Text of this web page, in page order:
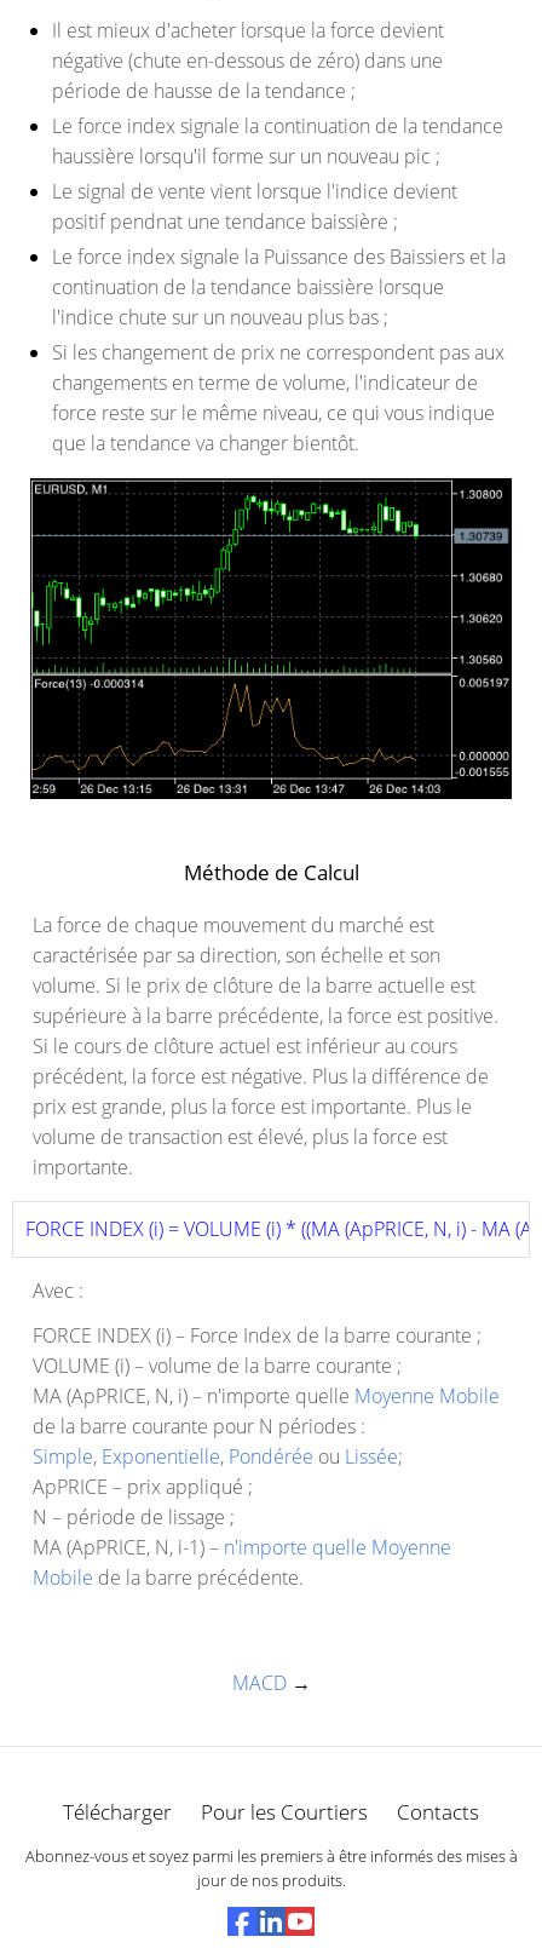
Il est mieux d'acheter lorsque la force devient
négative (chute en-dessous de zéro) dans une
période de hausse de la tendance ;
Le force index signale la continuation de la tendance
haussière lorsqu'il forme sur un nouveau pic ;
Le signal de vente vient lorsque l'indice devient
positif pendnat une tendance baissière ;
Le force index signale la Puissance des Baissiers et la
continuation de la tendance baissière lorsque
l'indice chute sur un nouveau plus bas ;
Si les changement de prix ne correspondent pas aux
changements en terme de volume, l'indicateur de
force reste sur le même niveau, ce qui vous indique
que la tendance va changer bientôt.
Méthode de Calcul
La force de chaque mouvement du marché est
caractérisée par sa direction, son échelle et son
volume. Si le prix de clôture de la barre actuelle est
supérieure à la barre précédente, la force est positive.
Si le cours de clôture actuel est inférieur au cours
précédent, la force est négative. Plus la différence de
prix est grande, plus la force est importante. Plus le
volume de transaction est élevé, plus la force est
importante.
FORCE INDEX (i) = VOLUME (i) * ((MA (ApPRICE, N, i) - MA
Avec :
FORCE INDEX (i) – Force Index de la barre courante ;
VOLUME (i) – volume de la barre courante ;
MA (ApPRICE, N, i) – n'importe quelle Moyenne Mobile
de la barre courante pour N périodes :
Simple, Exponentielle, Pondérée ou Lissée;
ApPRICE – prix appliqué ;
N – période de lissage ;
MA (ApPRICE, N, i-1) – n'importe quelle Moyenne
Mobile de la barre précédente.
MACD →
Télécharger Pour les Courtiers Contacts
Abonnez-vous et soyez parmi les premiers à être informés des mises à
jour de nos produits.